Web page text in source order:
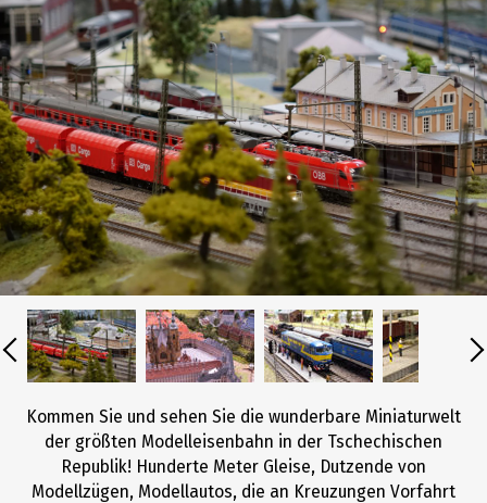
Kommen Sie und sehen Sie die wunderbare Miniaturwelt
der größten Modelleisenbahn in der Tschechischen
Republik! Hunderte Meter Gleise, Dutzende von
Modellzügen, Modellautos, die an Kreuzungen Vorfahrt